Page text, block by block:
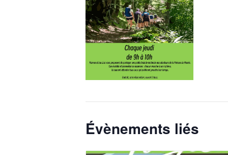
Évènements liés